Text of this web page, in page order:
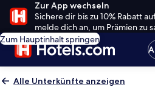
Zur App wechseln
Sichere dir bis zu 10% Rabatt
melde dich an, um Prämien zu
Zum Hauptinhalt springen
Alle Unterkünfte anzeigen